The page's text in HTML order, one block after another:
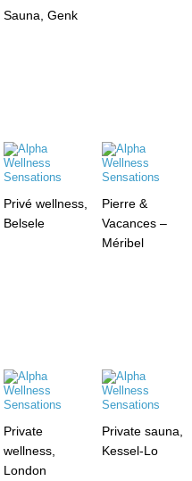
Sauna, Genk
Privé wellness,
Belsele
Pierre &
Vacances –
Méribel
Private
wellness,
London
Private sauna,
Kessel-Lo